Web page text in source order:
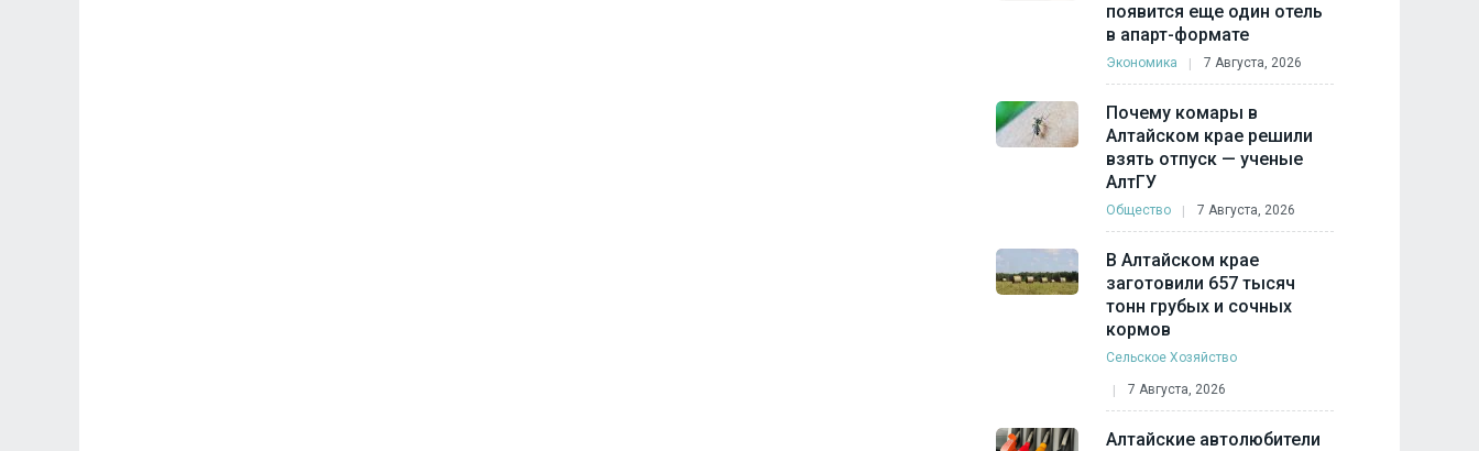
появится еще один отель
в апарт-формате
Экономика 7 Августа, 2026
Почему комары в
Алтайском крае решили
взять отпуск — ученые
АлтГУ
Общество 7 Августа, 2026
В Алтайском крае
заготовили 657 тысяч
тонн грубых и сочных
кормов
Сельское Хозяйство
7 Августа, 2026
Алтайские автолюбители